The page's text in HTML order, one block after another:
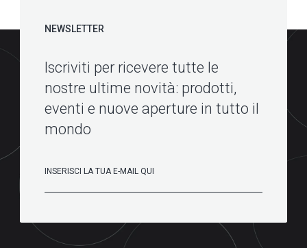
NEWSLETTER
Iscriviti per ricevere tutte le
nostre ultime novità: prodotti,
eventi e nuove aperture in tutto il
mondo